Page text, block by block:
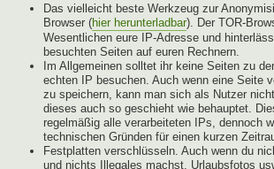
Das vielleicht beste Werkzeug zur
Browser (hier herunterladbar). Der TOR-
Wesentlichen eure IP-Adresse und
besuchten Seiten auf euren Rechnern.
Im Allgemeinen solltet ihr keine Seiten zu
echten IP besuchen. Auch wenn eine Seite
zu speichern, kann man sich als Nutzer
dieses auch so geschieht wie behauptet.
regelmäßig alle verarbeiteten IPs, dennoch
technischen Gründen für einen kurzen
Festplatten verschlüsseln. Auch wenn du
und nichts Illegales machst. Urlaubsfotos